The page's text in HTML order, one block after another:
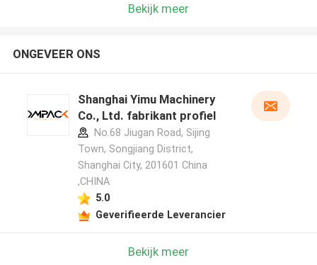
Bekijk meer
ONGEVEER ONS
Shanghai Yimu Machinery
Co., Ltd. fabrikant profiel
No.68 Jiugan Road, Sijing
Town, Songjiang District,
Shanghai City, 201601 China
,CHINA
5.0
Geverifieerde Leverancier
Bekijk meer